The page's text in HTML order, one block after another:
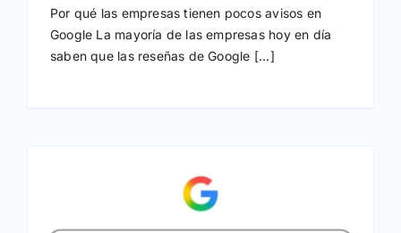
Por qué las empresas tienen pocos avisos en
Google La mayoría de las empresas hoy en día
saben que las reseñas de Google [...]